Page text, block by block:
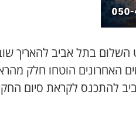
בתל אביב להאריך
(14 יולי). בימים האחרונים הוטחו חלק
להתכנס לקראת סיום